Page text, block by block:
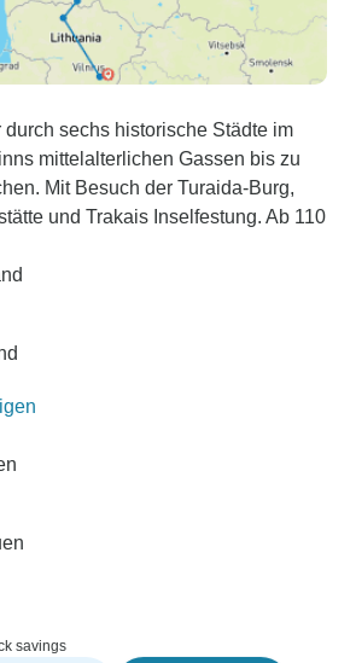
durch sechs historische Städte im
mittelalterlichen Gassen bis zu
Mit Besuch der Turaida-Burg,
und Trakais Inselfestung. Ab 110
savings